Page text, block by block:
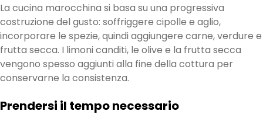
La cucina marocchina si basa su una progressiva
costruzione del gusto: soffriggere cipolle e aglio,
incorporare le spezie, quindi aggiungere carne, verdure e
frutta secca. I limoni canditi, le olive e la frutta secca
vengono spesso aggiunti alla fine della cottura per
conservarne la consistenza.
Prendersi il tempo necessario